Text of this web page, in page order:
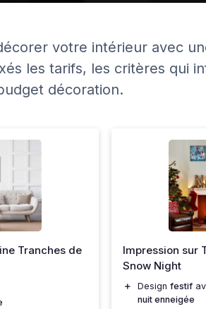
votre intérieur avec
les tarifs, les critères qui
décoration.
Tranches de
Impression sur
Snow Night
＋ Design festif
nuit enneigée